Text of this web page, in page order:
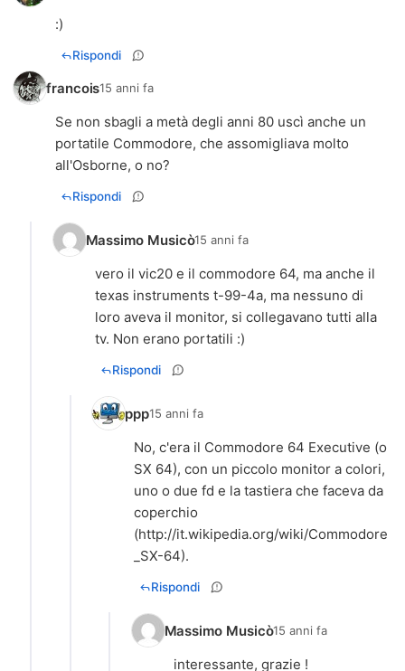
:)
Rispondi
francois15 anni fa
Se non sbagli a metà degli anni 80 uscì anche un
portatile Commodore, che assomigliava molto
all'Osborne, o no?
Rispondi
Massimo Musicò15 anni fa
vero il vic20 e il commodore 64, ma anche il
texas instruments t-99-4a, ma nessuno di
loro aveva il monitor, si collegavano tutti alla
tv. Non erano portatili :)
Rispondi
ppp15 anni fa
No, c'era il Commodore 64 Executive (o
SX 64), con un piccolo monitor a colori,
uno o due fd e la tastiera che faceva da
coperchio
(http://it.wikipedia.org/wiki/Commodore
_SX-64).
Rispondi
Massimo Musicò15 anni fa
interessante, grazie !